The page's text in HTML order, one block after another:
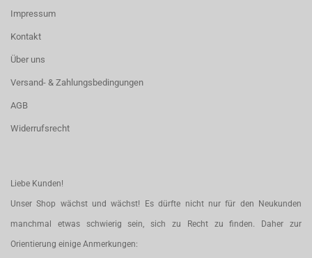
Impressum
Kontakt
Über uns
Versand- & Zahlungsbedingungen
AGB
Widerrufsrecht
Liebe Kunden!
Unser Shop wächst und wächst! Es dürfte nicht nur für den Neukunden
manchmal etwas schwierig sein, sich zu Recht zu finden. Daher zur
Orientierung einige Anmerkungen: